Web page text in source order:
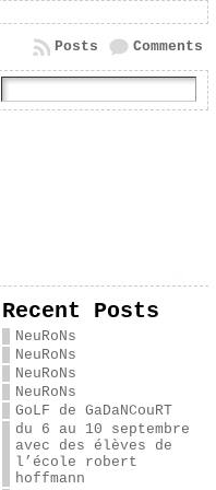
Comments
Posts
Recent Posts
NeuRoNs
NeuRoNs
NeuRoNs
NeuRoNs
GoLF de GaDaNCouRT
du 6 au 10 septembre
avec des élèves de
l’école robert
hoffmann